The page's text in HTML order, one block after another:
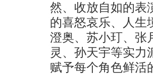
然、收放自如的表
的喜怒哀乐、人生
澄奥、苏小玎、张
灵、孙天宇等实力
赋予每个角色鲜活